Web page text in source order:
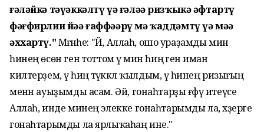
ғәләйкә тәүәккәлтү үә ғәләә ризҡыкә әфтартү
фәғфирлии йәә ғаффәәрү мә ҡаддәмтү үә мәә
әххартү."Мәғәнәһе: "Йә, Аллаһ, ошо ураҙамды мин
һинең өсөн генә тоттом үә мин һиңә генә иман
килтерҙем, үә һиңә тәүәккәл ҡылдым, үә һинең ризығың
менән ауыҙымды асам. Әй, гонаһтарҙы ғәфү итеүсе
Аллаһ, инде минең элекке гонаһтарымды ла, хәҙерге
гонаһтарымды ла ярлыҡаһаң ине."